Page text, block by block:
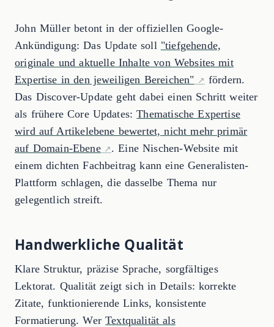
John Müller betont in der offiziellen Google-
Ankündigung: Das Update soll "tiefgehende,
originale und aktuelle Inhalte von Websites mit
Expertise in den jeweiligen Bereichen"
fördern.
Das Discover-Update geht dabei einen Schritt weiter
als frühere Core Updates:Thematische Expertise
wird auf Artikelebene bewertet, nicht mehr primär
auf Domain-Ebene
. Eine Nischen-Website mit
einem dichten Fachbeitrag kann eine Generalisten-
Plattform schlagen, die dasselbe Thema nur
gelegentlich streift.
Handwerkliche Qualität
Klare Struktur, präzise Sprache, sorgfältiges
Lektorat. Qualität zeigt sich in Details: korrekte
Zitate, funktionierende Links, konsistente
Formatierung. WerTextqualität als